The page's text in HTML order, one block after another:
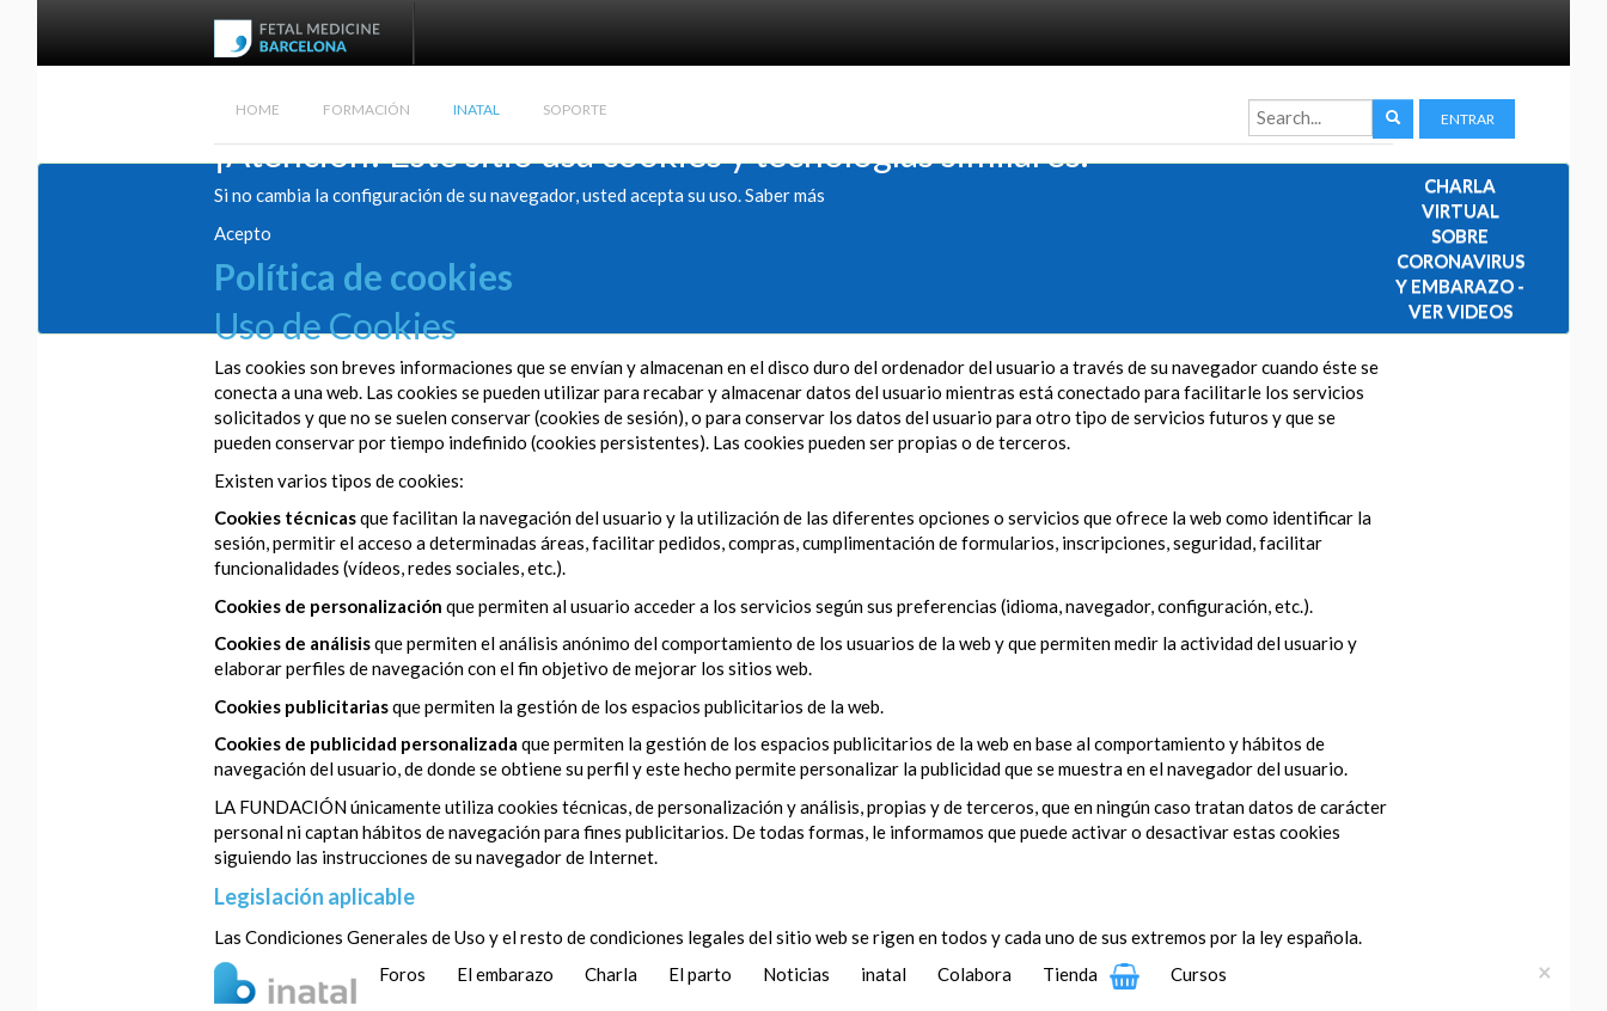
HOME FORMACIÓN INATAL SOPORTE
¡Atención! Este sitio usa cookies y tecnologías similares.
Si no cambia la configuración de su navegador, usted acepta su uso.Saber más
Acepto
Política de cookies
Uso de Cookies
Las cookies son breves informaciones que se envían y almacenan en el disco duro del ordenador del usuario a través de su navegador cuando éste se
conecta a una web. Las cookies se pueden utilizar para recabar y almacenar datos del usuario mientras está conectado para facilitarle los servicios
solicitados y que no se suelen conservar (cookies de sesión), o para conservar los datos del usuario para otro tipo de servicios futuros y que se
pueden conservar por tiempo indefinido (cookies persistentes). Las cookies pueden ser propias o de terceros.
Existen varios tipos de cookies:
Cookies técnicasque facilitan la navegación del usuario y la utilización de las diferentes opciones o servicios que ofrece la web como identificar la
sesión, permitir el acceso a determinadas áreas, facilitar pedidos, compras, cumplimentación de formularios, inscripciones, seguridad, facilitar
funcionalidades (vídeos, redes sociales, etc.).
Cookies de personalización que permiten al usuario acceder a los servicios según sus preferencias (idioma, navegador, configuración, etc.).
Cookies de análisisque permiten el análisis anónimo del comportamiento de los usuarios de la web y que permiten medir la actividad del usuario y
elaborar perfiles de navegación con el fin objetivo de mejorar los sitios web.
Cookies publicitariasque permiten la gestión de los espacios publicitarios de la web.
Cookies de publicidad personalizada que permiten la gestión de los espacios publicitarios de la web en base al comportamiento y hábitos de
navegación del usuario, de donde se obtiene su perfil y este hecho permite personalizar la publicidad que se muestra en el navegador del usuario.
LA FUNDACIÓN únicamente utiliza cookies técnicas, de personalización y análisis, propias y de terceros, que en ningún caso tratan datos de carácter
personal ni captan hábitos de navegación para fines publicitarios. De todas formas, le informamos que puede activar o desactivar estas cookies
siguiendo las instrucciones de su navegador de Internet.
Legislación aplicable
Las Condiciones Generales de Uso y el resto de condiciones legales del sitio web se rigen en todos y cada uno de sus extremos por la ley española.
Foros
El embarazo Charla El parto Noticias inatal Colabora Tienda Cursos
ENTRAR
×
CHARLA
VIRTUAL
SOBRE
CORONAVIRUS
Y EMBARAZO -
VER VIDEOS